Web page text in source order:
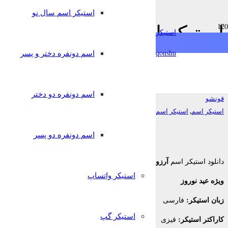
استیکرساز
qonshu@
استیکر اسم سال نو
اسم دونفره دختر و پسر
اسم دونفره دو دختر
اسم دونفره دو پسر
استیکر واتساپ
استیکر گپ
استیکر اسم آرزو ویژه
تلگرام
قونشو
استیکر اسم, استیکر اسم سال نو
دانلود استیکر اسمآرزو
ویژه عید نوروز
زبان استیکر: فارسی
کاراکتر استیکر: قیزی